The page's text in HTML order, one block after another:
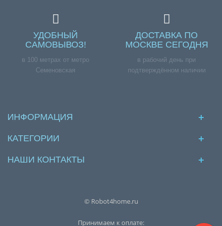
УДОБНЫЙ
САМОВЫВОЗ!
в 100 метрах от метро
Семеновская
ДОСТАВКА ПО
МОСКВЕ СЕГОДНЯ
в рабочий день при
подтверждённом наличии
ИНФОРМАЦИЯ
КАТЕГОРИИ
НАШИ КОНТАКТЫ
© Robot4home.ru
Принимаем к оплате: